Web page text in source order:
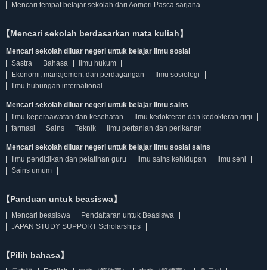
Mencari tempat belajar sekolah dari Aomori Pasca sarjana
【Mencari sekolah berdasarkan mata kuliah】
Mencari sekolah diluar negeri untuk belajar Ilmu sosial
Sastra
Bahasa
Ilmu hukum
Ekonomi, manajemen, dan perdagangan
Ilmu sosiologi
Ilmu hubungan international
Mencari sekolah diluar negeri untuk belajar Ilmu sains
Ilmu keperaawatan dan kesehatan
Ilmu kedokteran dan kedokteran gigi
farmasi
Sains Teknik Ilmu pertanian dan perikanan
Mencari sekolah diluar negeri untuk belajar Ilmu sosial sains
Ilmu pendidikan dan pelatihan guru
Ilmu sains kehidupan
Ilmu seni
Sains umum
【Panduan untuk beasiswa】
Mencari beasiswa
Pendaftaran untuk Beasiswa
JAPAN STUDY SUPPORT Scholarships
【Pilih bahasa】